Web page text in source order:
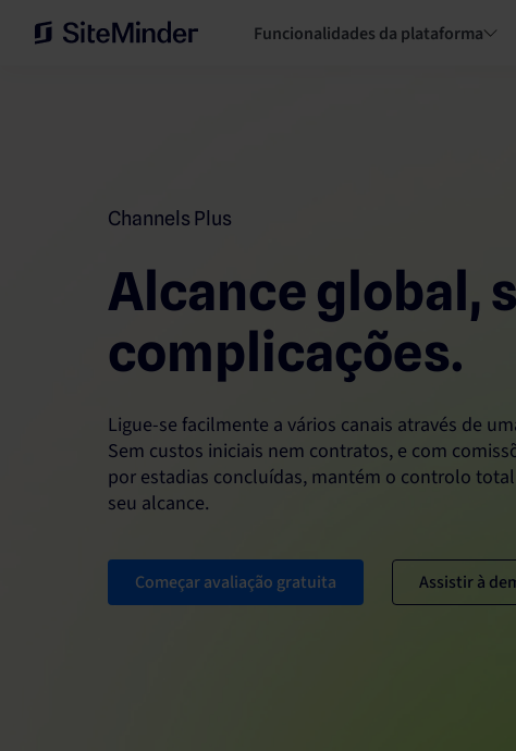
Funcionalidades da plataforma
Channels Plus
Alcance global,
complicações.
Ligue-se facilmente a vários canais através de
Sem custos iniciais nem contratos, e com
por estadias concluídas, mantém o controlo
seu alcance.
Começar avaliação gratuita Assistir à